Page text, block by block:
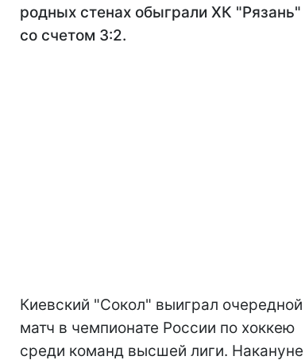
родных стенах обыграли ХК "Рязань"
со счетом 3:2.
Киевский "Сокол" выиграл очередной
матч в чемпионате России по хоккею
среди команд высшей лиги. Накануне